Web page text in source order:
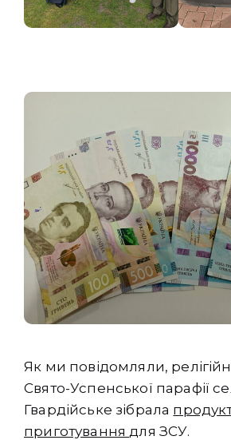
Як ми повідомляли,
Свято-Успенської парафії
Гвардійське зібрала
приготування для ЗСУ.